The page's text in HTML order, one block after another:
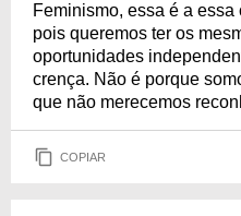
Feminismo, essa é a
pois queremos ter os
oportunidades
crença. Não é porque
que não merecemos
COPIAR